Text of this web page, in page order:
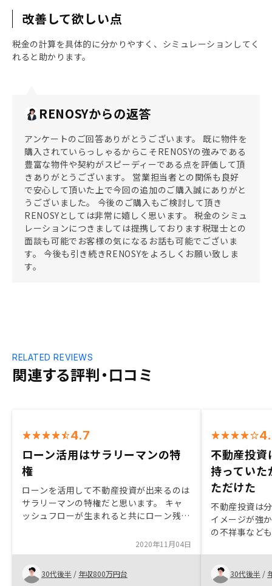
改善して欲しい点
税金の計算を具体的に分かりやすく、シミュレーションしてく
れると助かります。
RENOSYからの返答
アンケートのご回答ありがとうございます。 既に物件を
購入されていらっしゃるからこそRENOSYの強みである
豊富な物件や契約がスピーディーである点を評価して頂
きありがとうございます。 営業担当者との関係も良好
で安心して頂いた上で今回の追加のご購入誠にありがと
うございました。 今後のご購入もご検討して頂き
RENOSYとしては非常に嬉しく思います。 税金のシミュ
レーションにつきましては提携しております税理士との
面談も可能でお客様の気になるお話も可能でございま
す。 今後も引き続きRENOSYをよろしくお願い致しま
す。
関連する評判・口コミ
RELATED REVIEWS
4.7
ローン活用はサラリーマンの特
権
ローンを活用して不動産投資が出来るのは
サラリーマンの特権だと思います。 キャ
ッシュフローが生まれると共にローン残債
るのに越したことは無いと思います。販売
物件のエリアの特徴、将来性、相場なども
簡単に合わせて提案頂けると参考になると
思います。
2020年11月04日
30代後半 / 年収800万円台
不動産投資
持っていた
ただけた
不動産投資は
イメージが強
の不祥事など
つ丁寧に解説
たのが良かっ
を前提とした
30代後半 /